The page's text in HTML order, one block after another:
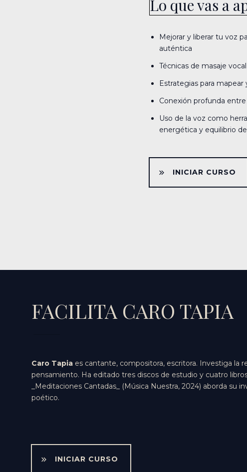
Lo que vas a
Mejorar y liberar tu voz
auténtica
Técnicas de masaje
Estrategias para
Conexión profunda
Uso de la voz como
energética y equilibrio
INICIAR CURSO
FACILITA CARO TAPIA
Caro Tapiaes cantante, compositora, escritora. Investiga la
pensamiento. Ha editado tres discos de estudio y cuatro
_Meditaciones Cantadas_ (Música Nuestra, 2024) aborda su
poético.
INICIAR CURSO